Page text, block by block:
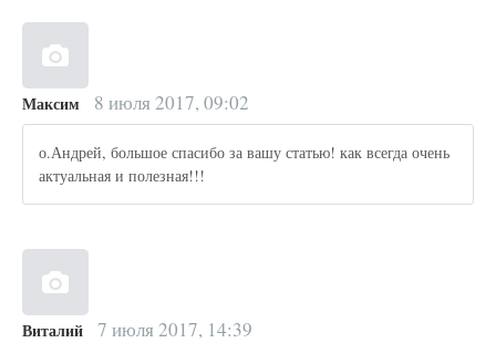
Максим 8 июля 2017, 09:02
о.Андрей, большое спасибо за вашу статью! как всегда очень
актуальная и полезная!!!
Виталий 7 июля 2017, 14:39